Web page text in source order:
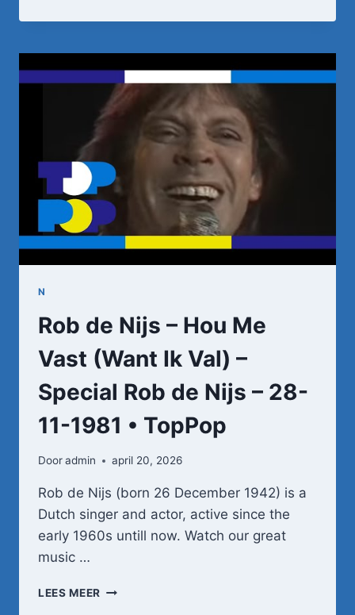
&
BARTH
–
WAT
HEEFT
EEN
MEER
TE
WENSEN
(OP
GRAN
N
Rob de Nijs – Hou Me
Vast (Want Ik Val) –
Special Rob de Nijs – 28-
11-1981 • TopPop
Dooradmin april 20, 2026
Rob de Nijs (born 26 December 1942) is a
Dutch singer and actor, active since the
early 1960s untill now. Watch our great
music …
LEES MEER ROB